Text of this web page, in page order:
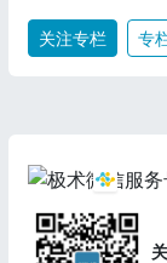
关注专栏 专